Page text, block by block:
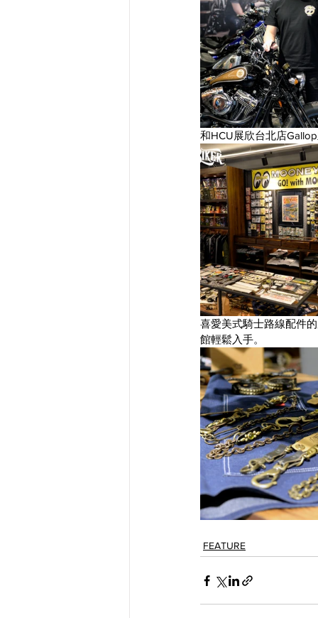
和HCU展欣台北店
喜愛美式騎士路線配件
館輕鬆入手。
FEATURE